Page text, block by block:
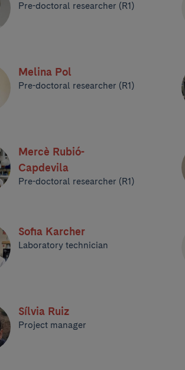
Pre-doctoral researcher (R1)
Melina Pol
Pre-doctoral researcher (R1)
Mercè Rubió-
Capdevila
Pre-doctoral researcher (R1)
Sofia Karcher
Laboratory technician
Sílvia Ruiz
Project manager